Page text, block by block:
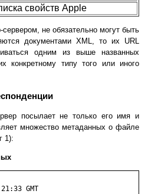
свойств Apple
не обязательно могут быть
документами XML, то их URL
одним из выше названных
конкретному типу того или иного
посылает не только его имя и
множество метаданных о файле
1):
GMT